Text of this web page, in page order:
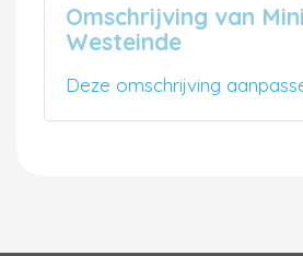
Omschrijving van
Westeinde
Deze omschrijving